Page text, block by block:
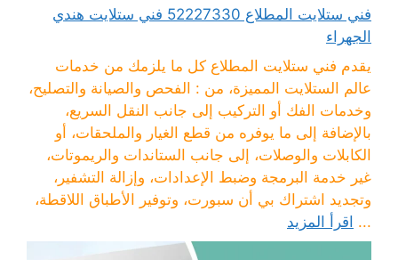
فني ستلايت المطلاع 52227330 فني ستلايت هندي
الجهراء
يقدم فني ستلايت المطلاع كل ما يلزمك من خدمات
عالم الستلايت المميزة، من : الفحص والصيانة والتصليح،
وخدمات الفك أو التركيب إلى جانب النقل السريع،
بالإضافة إلى ما يوفره من قطع الغيار والملحقات، أو
الكابلات والوصلات، إلى جانب الستاندات والريموتات،
غير خدمة البرمجة وضبط الإعدادات، وإزالة التشفير،
وتجديد اشتراك بي أن سبورت، وتوفير الأطباق اللاقطة،
... اقرأ المزيد